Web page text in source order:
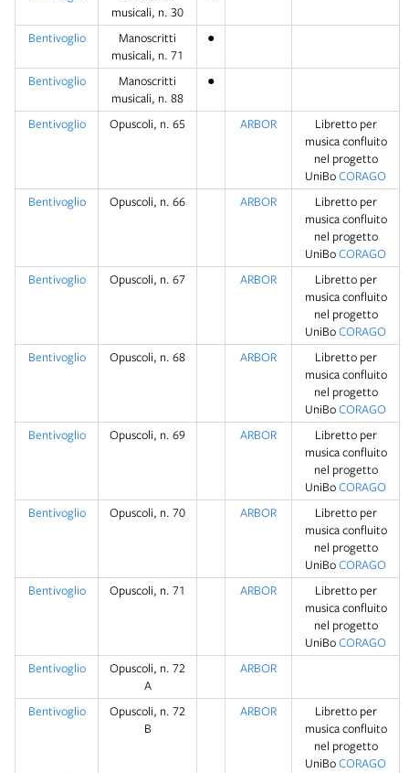
musicali, n. 30
Bentivoglio
Manoscritti
musicali, n. 71
●
Bentivoglio
Manoscritti
musicali, n. 88
●
Bentivoglio Opuscoli, n. 65 ARBOR
Libretto per
musica confluito
nel progetto
UniBoCORAGO
Bentivoglio
Opuscoli, n. 66 ARBOR
Libretto per
musica confluito
nel progetto
UniBoCORAGO
Bentivoglio
Opuscoli, n. 67 ARBOR
Libretto per
musica confluito
nel progetto
UniBoCORAGO
Bentivoglio
Opuscoli, n. 68 ARBOR
Libretto per
musica confluito
nel progetto
UniBoCORAGO
Bentivoglio
Opuscoli, n. 69 ARBOR
Libretto per
musica confluito
nel progetto
UniBoCORAGO
Bentivoglio
Opuscoli, n. 70 ARBOR
Libretto per
musica confluito
nel progetto
UniBoCORAGO
Bentivoglio
Opuscoli, n. 71 ARBOR
Libretto per
musica confluito
nel progetto
UniBoCORAGO
Bentivoglio
Opuscoli, n. 72
A
ARBOR
Bentivoglio
Opuscoli, n. 72
B
ARBOR
Libretto per
musica confluito
nel progetto
UniBoCORAGO